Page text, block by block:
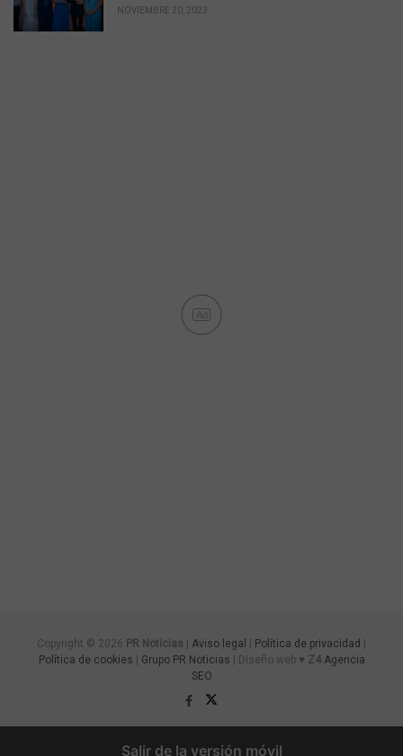
NOVIEMBRE 20, 2023
Ad
Copyright © 2026 PR Noticias | Aviso legal | Política de privacidad |
Política de cookies | Grupo PR Noticias | Diseño web ♥ Z4 Agencia
SEO
Salir de la versión móvil